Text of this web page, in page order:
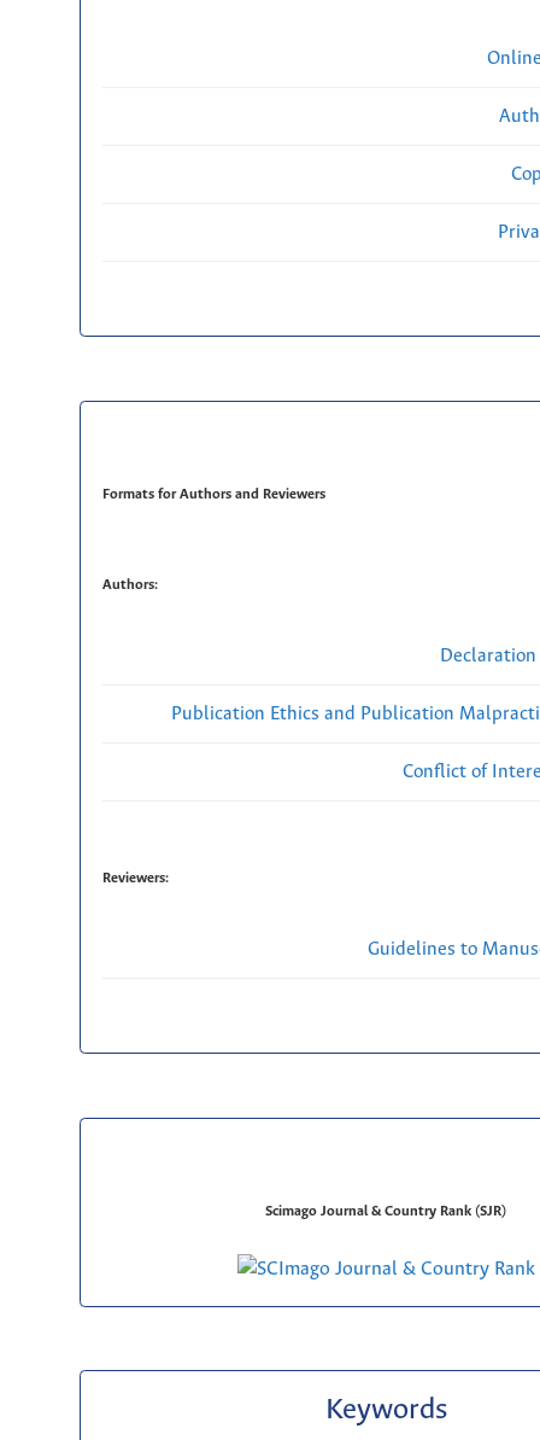
Formats for Authors and Reviewers
Authors:
Publication Ethics and Publication
Conflict of
Reviewers:
Guidelines to
Scimago Journal & Country Rank (SJR)
Keywords